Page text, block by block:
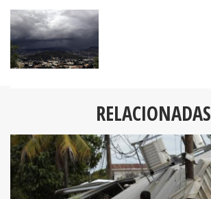
RELACIONADAS